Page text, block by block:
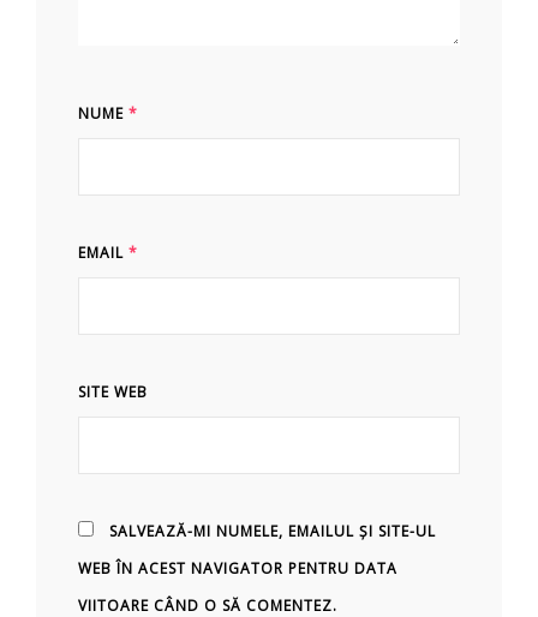
NUME *
EMAIL *
SITE WEB
SALVEAZĂ-MI NUMELE, EMAILUL ȘI SITE-UL
WEB ÎN ACEST NAVIGATOR PENTRU DATA
VIITOARE CÂND O SĂ COMENTEZ.